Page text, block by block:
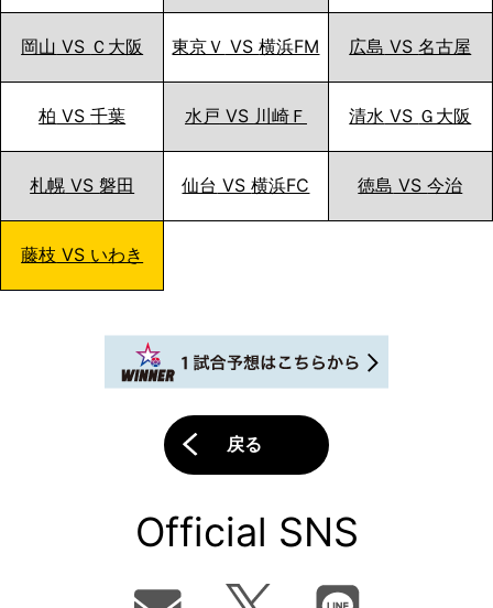
岡山 VS Ｃ大阪 東京Ｖ VS横浜FM 広島 VS名古屋
柏 VS千葉 水戸 VS 川崎Ｆ 清水 VS Ｇ大阪
札幌 VS磐田 仙台 VS横浜FC 徳島 VS今治
藤枝 VS いわき
戻る
Official SNS